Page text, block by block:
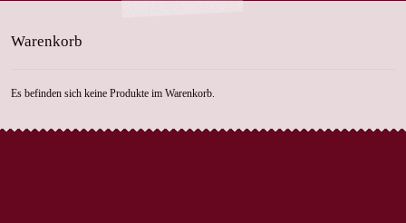
Warenkorb
Es befinden sich keine Produkte im Warenkorb.